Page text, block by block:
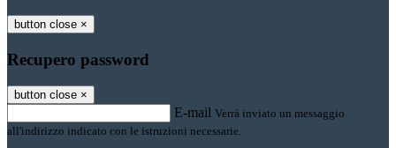
button close ×
Recupero password
button close ×
E-mail Verrà inviato un messaggio
all'indirizzo indicato con le istruzioni necessarie.